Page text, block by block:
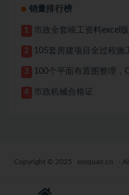
销量排行榜
1 市政全套竣工资料excel版
2 105套房建项目全过程施
3 100个平面布置图整理，
4 市政机械合格证
Copyright © 2025 sosquan.cn -